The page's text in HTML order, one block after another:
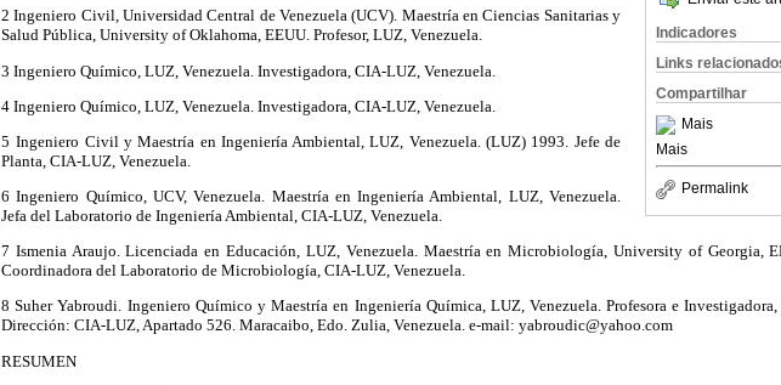
Indicadores
Links
Compartilhar
Mais
Mais
Permalink
2 Ingeniero Civil, Universidad Central de Venezuela (UCV). Maestría en Ciencias Sanitarias y
Salud Pública, University of Oklahoma, EEUU. Profesor, LUZ, Venezuela.
3 Ingeniero Químico, LUZ, Venezuela. Investigadora, CIA-LUZ, Venezuela.
4 Ingeniero Químico, LUZ, Venezuela. Investigadora, CIA-LUZ, Venezuela.
5 Ingeniero Civil y Maestría en Ingeniería Ambiental, LUZ, Venezuela. (LUZ) 1993. Jefe de
Planta, CIA-LUZ, Venezuela.
6 Ingeniero Químico, UCV, Venezuela. Maestría en Ingeniería Ambiental, LUZ, Venezuela.
Jefa del Laboratorio de Ingeniería Ambiental, CIA-LUZ, Venezuela.
7 Ismenia Araujo. Licenciada en Educación, LUZ, Venezuela. Maestría en Microbiología, University of Georgia,
Coordinadora del Laboratorio de Microbiología, CIA-LUZ, Venezuela.
8 Suher Yabroudi. Ingeniero Químico y Maestría en Ingeniería Química, LUZ, Venezuela. Profesora e
Dirección: CIA-LUZ, Apartado 526. Maracaibo, Edo. Zulia, Venezuela. e-mail: yabroudic@yahoo.com
RESUMEN